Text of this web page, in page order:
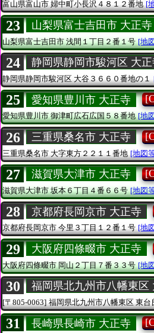
富山県富山市婦中町小長沢４８１２番地 [
23 山梨県富士吉田市 大正寺
山梨県富士吉田市浅間１丁目２番１号 [地
24 静岡県静岡市駿河区 大
静岡県静岡市駿河区 大谷３６６０番地の１
25 愛知県豊川市 大正寺
愛知県豊川市御津町広石広国５８番地 [地
26 三重県桑名市 大正寺
三重県桑名市 大字東方２２１１番地 [地図
27 滋賀県大津市 大正寺
滋賀県大津市坂本６丁目４番６６号 [地図
28 京都府長岡京市 大正寺
京都府長岡京市今里３丁目１２番１号 [地
29 大阪府四條畷市 大正寺
大阪府四條畷市岡山２丁目７番３３号 [地
30 福岡県北九州市八幡東区
[〒805-0063] 福岡県北九州市八幡東区 東台
31 長崎県長崎市 大正寺